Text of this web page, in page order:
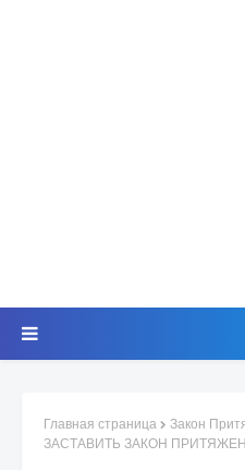
Главная страница Закон
ЗАСТАВИТЬ ЗАКОН